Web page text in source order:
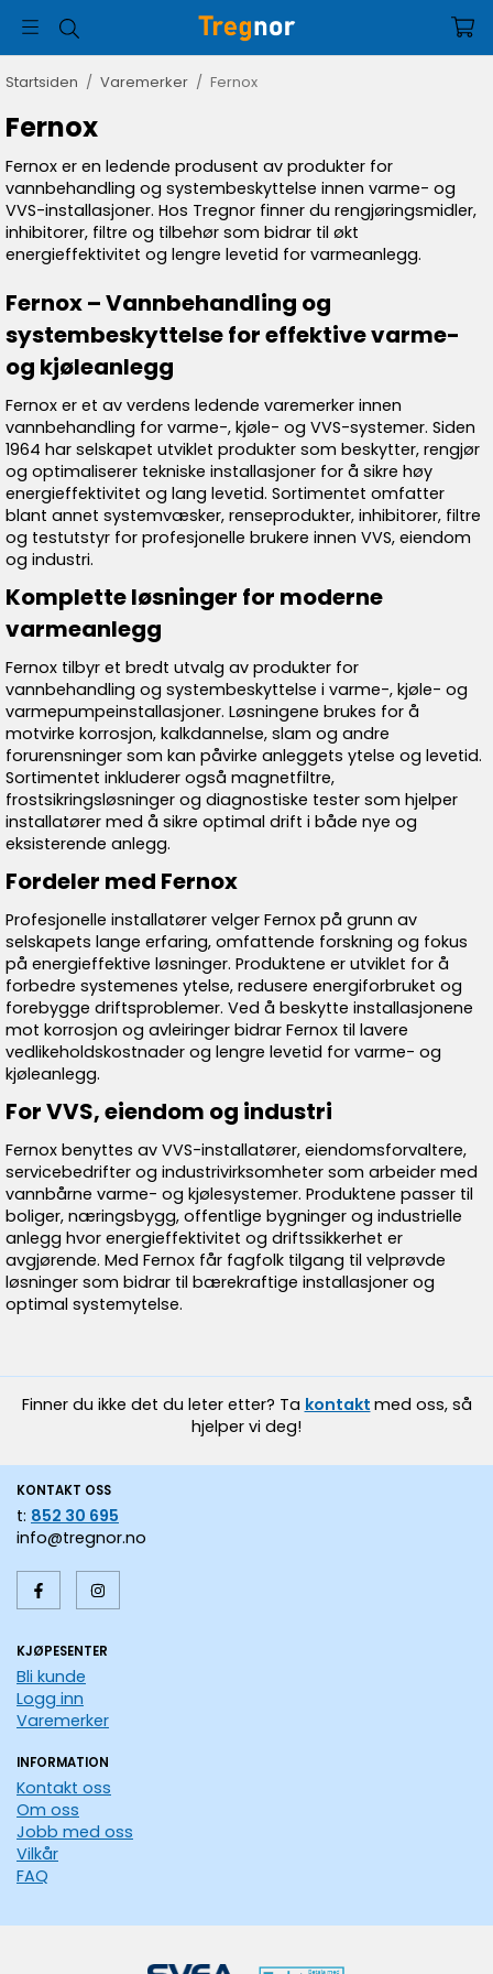
Startsiden / Varemerker / Fernox
Fernox
Fernox er en ledende produsent av produkter for
vannbehandling og systembeskyttelse innen varme- og
VVS-installasjoner. Hos Tregnor finner du rengjøringsmidler,
inhibitorer, filtre og tilbehør som bidrar til økt
energieffektivitet og lengre levetid for varmeanlegg.
Fernox – Vannbehandling og
systembeskyttelse for effektive varme-
og kjøleanlegg
Fernox er et av verdens ledende varemerker innen
vannbehandling for varme-, kjøle- og VVS-systemer. Siden
1964 har selskapet utviklet produkter som beskytter, rengjør
og optimaliserer tekniske installasjoner for å sikre høy
energieffektivitet og lang levetid. Sortimentet omfatter
blant annet systemvæsker, renseprodukter, inhibitorer, filtre
og testutstyr for profesjonelle brukere innen VVS, eiendom
og industri.
Komplette løsninger for moderne
varmeanlegg
Fernox tilbyr et bredt utvalg av produkter for
vannbehandling og systembeskyttelse i varme-, kjøle- og
varmepumpeinstallasjoner. Løsningene brukes for å
motvirke korrosjon, kalkdannelse, slam og andre
forurensninger som kan påvirke anleggets ytelse og levetid.
Sortimentet inkluderer også magnetfiltre,
frostsikringsløsninger og diagnostiske tester som hjelper
installatører med å sikre optimal drift i både nye og
eksisterende anlegg.
Fordeler med Fernox
Profesjonelle installatører velger Fernox på grunn av
selskapets lange erfaring, omfattende forskning og fokus
på energieffektive løsninger. Produktene er utviklet for å
forbedre systemenes ytelse, redusere energiforbruket og
forebygge driftsproblemer. Ved å beskytte installasjonene
mot korrosjon og avleiringer bidrar Fernox til lavere
vedlikeholdskostnader og lengre levetid for varme- og
kjøleanlegg.
For VVS, eiendom og industri
Fernox benyttes av VVS-installatører, eiendomsforvaltere,
servicebedrifter og industrivirksomheter som arbeider med
vannbårne varme- og kjølesystemer. Produktene passer til
boliger, næringsbygg, offentlige bygninger og industrielle
anlegg hvor energieffektivitet og driftssikkerhet er
avgjørende. Med Fernox får fagfolk tilgang til velprøvde
løsninger som bidrar til bærekraftige installasjoner og
optimal systemytelse.
Finner du ikke det du leter etter? Ta kontakt med oss, så
hjelper vi deg!
KONTAKT OSS
t: 852 30 695
info@tregnor.no
KJØPESENTER
Bli kunde
Logg inn
Varemerker
INFORMATION
Kontakt oss
Om oss
Jobb med oss
Vilkår
FAQ